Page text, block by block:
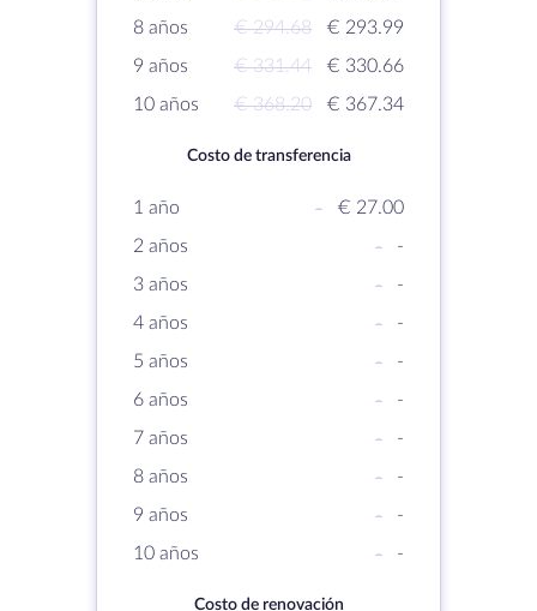
8 años
€ 294.68
€ 293.99
9 años
€ 331.44
€ 330.66
10 años
€ 368.20 € 367.34
Costo de transferencia
1 año -
€ 27.00
2 años
-
-
3 años
-
-
4 años
-
-
5 años
-
-
6 años
-
-
7 años
-
-
8 años
-
-
9 años
-
-
10 años
- -
Costo de renovación